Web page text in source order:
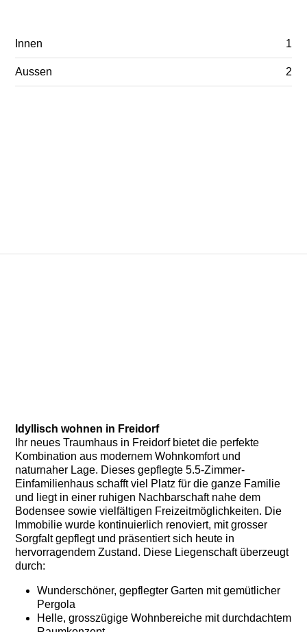
Idyllisch wohnen in Freidorf
Ihr neues Traumhaus in Freidorf bietet die perfekte
Kombination aus modernem Wohnkomfort und
naturnaher Lage. Dieses gepflegte 5.5-Zimmer-
Einfamilienhaus schafft viel Platz für die ganze Familie
und liegt in einer ruhigen Nachbarschaft nahe dem
Bodensee sowie vielfältigen Freizeitmöglichkeiten. Die
Immobilie wurde kontinuierlich renoviert, mit grosser
Sorgfalt gepflegt und präsentiert sich heute in
hervorragendem Zustand. Diese Liegenschaft überzeugt
durch:
Wunderschöner, gepflegter Garten mit gemütlicher
Pergola
Helle, grosszügige Wohnbereiche mit durchdachtem
Innen 1
Aussen 2